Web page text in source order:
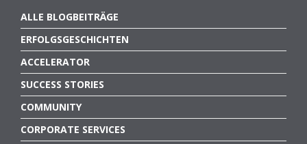
ALLE BLOGBEITRÄGE
ERFOLGSGESCHICHTEN
ACCELERATOR
SUCCESS STORIES
COMMUNITY
CORPORATE SERVICES